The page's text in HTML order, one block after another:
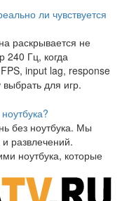
ли чувствуется
раскрывается не
240 Гц, когда
input lag, response
для игр.
без ноутбука. Мы
развлечений.
ноутбука, которые